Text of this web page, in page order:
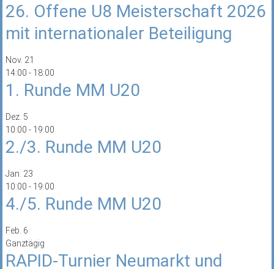
26. Offene U8 Meisterschaft 2026
mit internationaler Beteiligung
Nov. 21
14:00 - 18:00
1. Runde MM U20
Dez. 5
10:00 - 19:00
2./3. Runde MM U20
Jan. 23
10:00 - 19:00
4./5. Runde MM U20
Feb. 6
Ganztägig
RAPID-Turnier Neumarkt und